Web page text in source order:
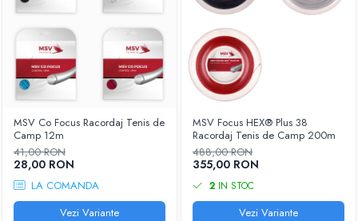
MSV Co Focus Racordaj Tenis de
Camp 12m
41,00 RON
28,00 RON
LA COMANDA
Vezi Variante
MSV Focus HEX® Plus 38
Racordaj Tenis de Camp 200m
488,00 RON
355,00 RON
2 IN STOC
Vezi Variante